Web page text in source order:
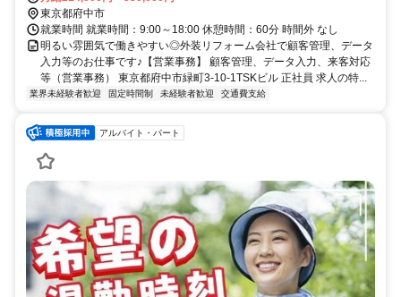
ります。仲の良さは弊社の自慢できるところの一つです！
東京都府中市
就業時間 就業時間：9:00～18:00 休憩時間：60分 時間外 なし
明るい雰囲気で働きやすい◎外装リフォーム会社で顧客管理、データ
入力等のお仕事です♪【営業事務】 顧客管理、データ入力、来客対応
等（営業事務） 東京都府中市緑町3-10-1TSKビル 正社員 求人の特...
業界未経験者歓迎 固定時間制 未経験者歓迎 交通費支給
アルバイト・パート